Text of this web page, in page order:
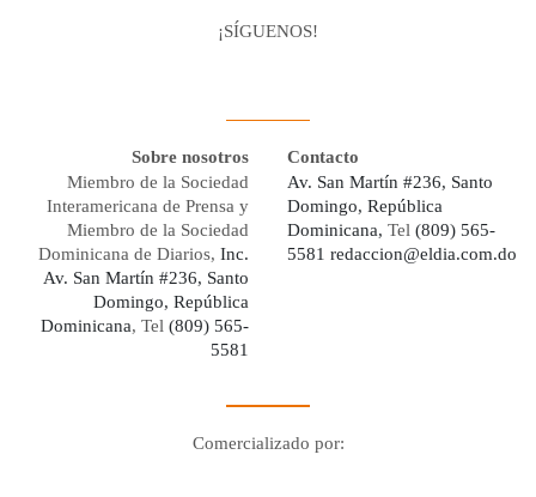
¡SÍGUENOS!
Sobre nosotros
Miembro de la Sociedad
Interamericana de Prensa y
Miembro de la Sociedad
Dominicana de Diarios, Inc.
Av. San Martín #236, Santo
Domingo, República
Dominicana, Tel (809) 565-
5581
Contacto
Av. San Martín #236, Santo
Domingo, República
Dominicana, Tel (809) 565-
5581 redaccion@eldia.com.do
Comercializado por: